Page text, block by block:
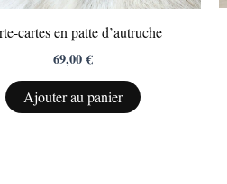
cartes en patte d’autruche
69,00€
Ajouter au panier